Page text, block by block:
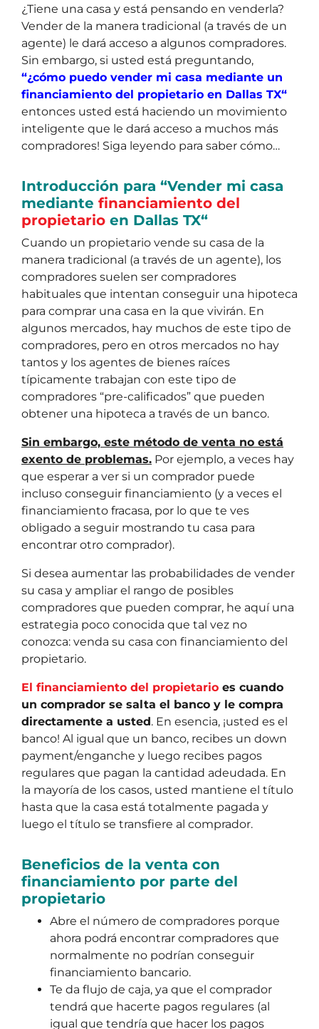
¿Tiene una casa y está pensando en venderla?
Vender de la manera tradicional (a través de un
agente) le dará acceso a algunos compradores.
Sin embargo, si usted está preguntando,
“¿cómo puedo vender mi casa mediante un
financiamiento del propietario en Dallas TX“
entonces usted está haciendo un movimiento
inteligente que le dará acceso a muchos más
compradores! Siga leyendo para saber cómo…
Introducción para “Vender mi casa
mediante financiamiento del
propietario en Dallas TX“
Cuando un propietario vende su casa de la
manera tradicional (a través de un agente), los
compradores suelen ser compradores
habituales que intentan conseguir una hipoteca
para comprar una casa en la que vivirán. En
algunos mercados, hay muchos de este tipo de
compradores, pero en otros mercados no hay
tantos y los agentes de bienes raíces
típicamente trabajan con este tipo de
compradores “pre-calificados” que pueden
obtener una hipoteca a través de un banco.
Sin embargo, este método de venta no está
exento de problemas. Por ejemplo, a veces hay
que esperar a ver si un comprador puede
incluso conseguir financiamiento (y a veces el
financiamiento fracasa, por lo que te ves
obligado a seguir mostrando tu casa para
encontrar otro comprador).
Si desea aumentar las probabilidades de vender
su casa y ampliar el rango de posibles
compradores que pueden comprar, he aquí una
estrategia poco conocida que tal vez no
conozca: venda su casa con financiamiento del
propietario.
El financiamiento del propietario es cuando
un comprador se salta el banco y le compra
directamente a usted. En esencia, ¡usted es el
banco! Al igual que un banco, recibes un down
payment/enganche y luego recibes pagos
regulares que pagan la cantidad adeudada. En
la mayoría de los casos, usted mantiene el título
hasta que la casa está totalmente pagada y
luego el título se transfiere al comprador.
Beneficios de la venta con
financiamiento por parte del
propietario
Abre el número de compradores porque
ahora podrá encontrar compradores que
normalmente no podrían conseguir
financiamiento bancario.
Te da flujo de caja, ya que el comprador
tendrá que hacerte pagos regulares (al
igual que tendría que hacer los pagos